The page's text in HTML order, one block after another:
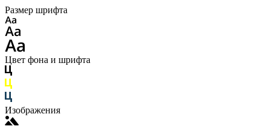
Размер шрифта
Цвет фона и шрифта
Изображения